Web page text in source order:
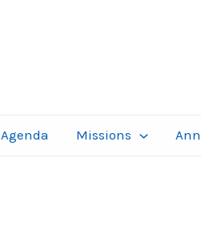
Agenda Missions